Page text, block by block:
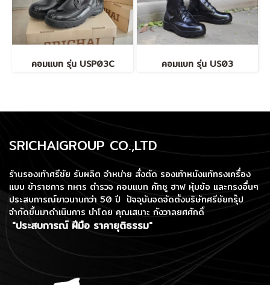
คอมแบท รุ่น USP03C คอมแบท รุ่น US03
SRICHAIGROUP CO.,LTD
ร้านรองเท้าศรีชัย รับผลิต จำหน่าย สั่งตัด รองเท้าหนังแท้ทรงเครื่อง
แบบ ข้าราชการ ทหาร ตำรวจ คอมแบท คัทชู ฮาฟ หุ้มข้อ และทรงอื่นๆ
ประสบการณ์ยาวนานกว่า 50 ปี ปัจจุบันจดจัดตั้งบริษัทศรีชัยกรุ๊ป
จำกัดขึ้นมาดำเนินการ นำโดย คุณเสนาะ กังวาลยศศักดิ์
"ประสบการณ์ ฝีมือ ราคายุติธรรม"